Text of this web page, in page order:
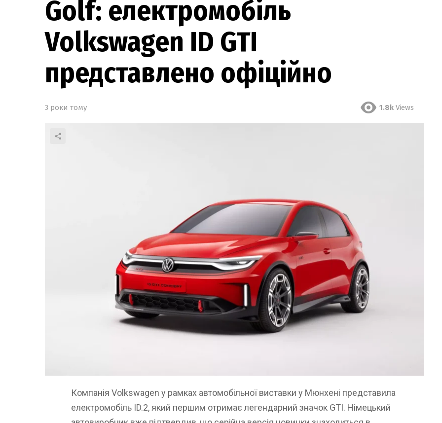
Golf: електромобіль
Volkswagen ID GTI
представлено офіційно
3 роки тому 1.8k Views
Компанія Volkswagen у рамках автомобільної виставки у Мюнхені представила
електромобіль ID.2, який першим отримає легендарний значок GTI. Німецький